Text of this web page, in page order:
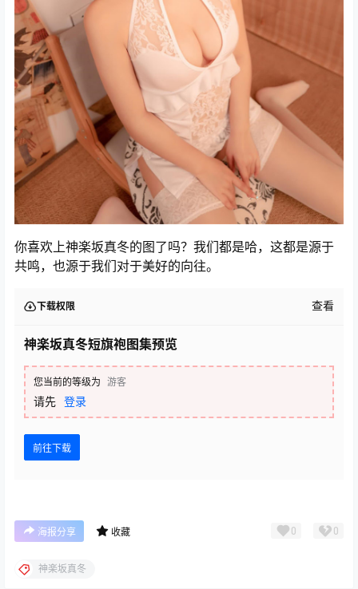
你喜欢上神楽坂真冬的图了吗？我们都是哈，这都是源于
共鸣，也源于我们对于美好的向往。
下载权限 查看
神楽坂真冬短旗袍图集预览
您当前的等级为 游客
请先 登录
前往下载
海报分享 收藏 0 0
神楽坂真冬